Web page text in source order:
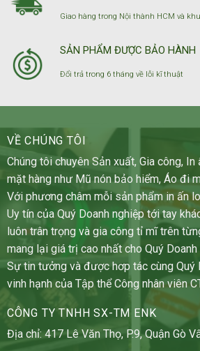
Giao hàng trong Nội thành HCM và
SẢN PHẨM ĐƯỢC BẢO HÀNH
Đổi trả trong 6 tháng về lỗi kĩ thuật
VỀ CHÚNG TÔI
Chúng tôi chuyên Sản xuất, Gia công,
mặt hàng như Mũ nón bảo hiểm, Áo đi
Với phương châm mỗi sản phẩm in ấn
Uy tín của Quý Doanh nghiệp tới tay
luôn trân trọng và gia công tỉ mĩ trên
mang lại giá trị cao nhất cho Quý Doanh
Sự tin tưởng và được hơp tác cùng Quý
vinh hạnh của Tập thể Công nhân viên
CÔNG TY TNHH SX-TM ENK
Địa chỉ: 417 Lê Văn Thọ, P.9, Quận Gò